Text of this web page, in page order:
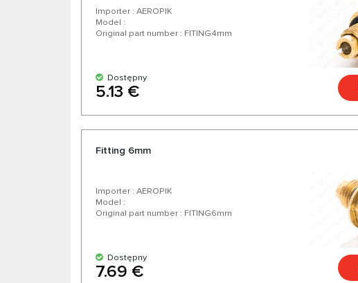
Importer : AEROPIK
Model :
Original part number : FITING4mm
Dostępny
5.13 €
Fitting 6mm
Importer : AEROPIK
Model :
Original part number : FITING6mm
Dostępny
7.69 €